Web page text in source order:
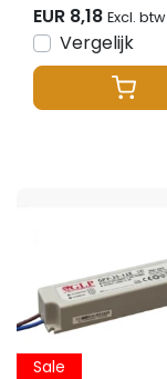
EUR 8,18 Excl. btw
Vergelijk
Sale